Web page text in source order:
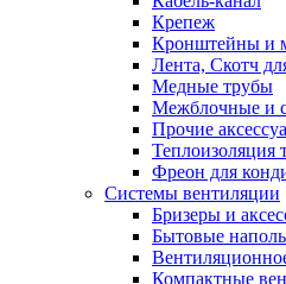
Крепеж
Кронштейны и
Лента, Скотч
Медные трубы
Межблочные и
Прочие
Теплоизоляция
Фреон для
Системы вентиляции
Бризеры и
Бытовые
Компактные